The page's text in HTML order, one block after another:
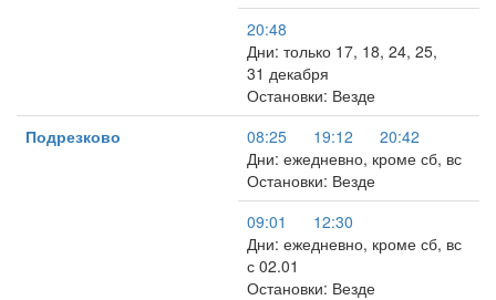
20:48
Дни: только 17, 18, 24, 25,
31 декабря
Остановки: Везде
Подрезково
08:25 19:12
20:42
Дни: ежедневно, кроме сб, вс
Остановки: Везде
09:01
12:30
Дни: ежедневно, кроме сб, вс
с 02.01
Остановки: Везде